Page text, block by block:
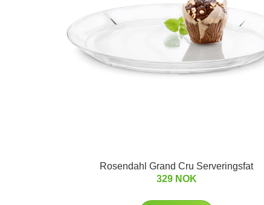
Rosendahl Grand Cru Serveringsfat
329 NOK